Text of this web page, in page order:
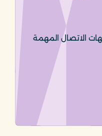
الاتصال المهمة